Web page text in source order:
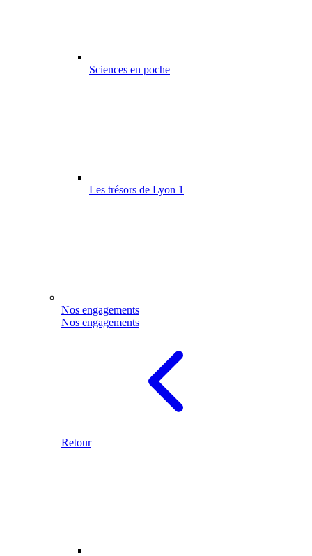
Sciences en poche
Les trésors de Lyon 1
Nos engagements
Nos engagements
Retour